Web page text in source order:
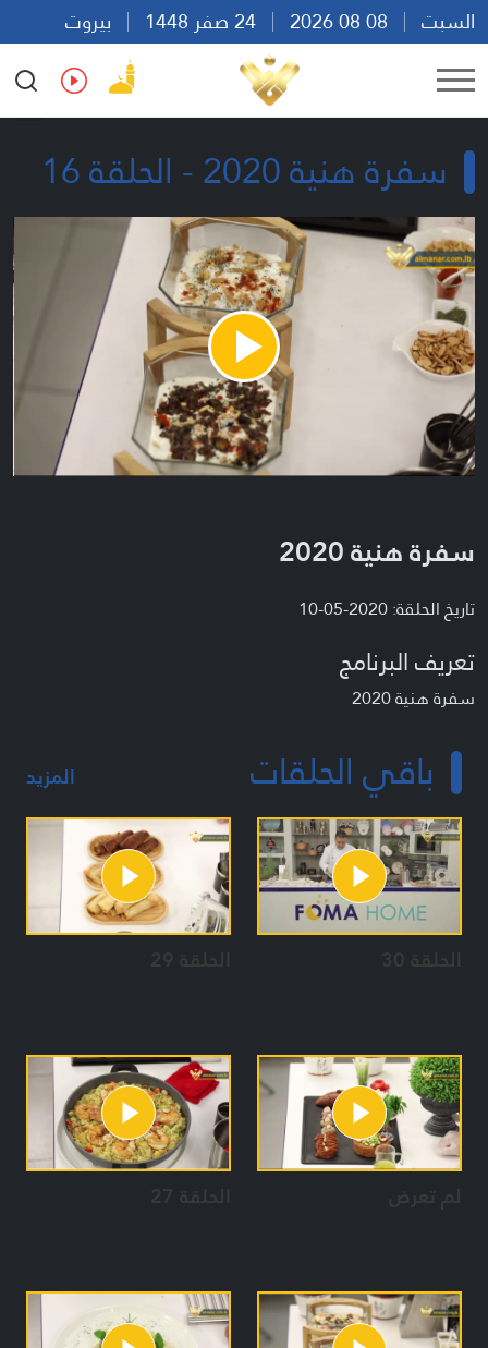
السبت
بيروت
12:10
Ar En Fr Es
سفرة هنية 2020 - الحلقة 16
Play
Video
سفرة هنية 2020
تاريخ الحلقة: 2020-05-10
تعريف البرنامج
سفرة هنية 2020
باقي الحلقات المزيد
الحلقة 30 الحلقة 29
لم تعرض الحلقة 27